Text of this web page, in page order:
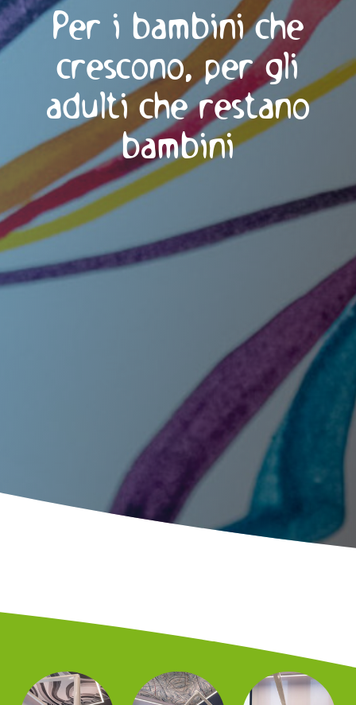
Per i bambini che
crescono, per gli
adulti che restano
bambini